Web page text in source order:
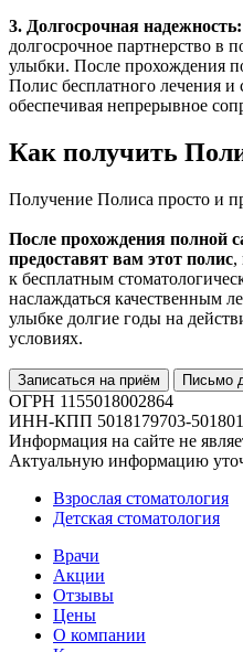
3. Долгосрочная надежность:
долгосрочное партнерство в
улыбки. После прохождения
Полис бесплатного лечения и
обеспечивая непрерывное
Как получить
Получение Полиса просто и
После прохождения полной
предоставят вам этот полис,
к бесплатным
наслаждаться качественным
улыбке долгие годы на
условиях.
Записаться на приём Письмо
ОГРН 1155018002864
ИНН-КПП 5018179703-
Информация на сайте не
Актуальную информацию
Взрослая стоматология
Детская стоматология
Врачи
Акции
Отзывы
Цены
О компании